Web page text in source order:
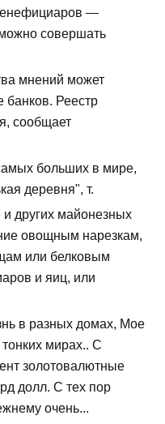
—
совершать
мнений может
банков. Реестр
сообщает
больших в мире,
деревня", т.
других майонезных
овощным нарезкам,
или белковым
и яиц, или
в разных домах, Мое
мирах.. С
золотовалютные
долл. С тех пор
очень...